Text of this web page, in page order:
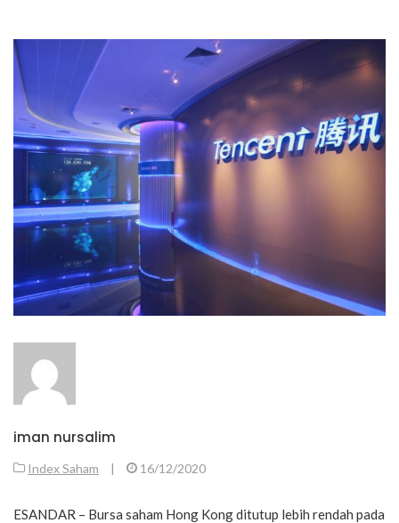
iman nursalim
Index Saham | 16/12/2020
ESANDAR – Bursa saham Hong Kong ditutup lebih rendah pada